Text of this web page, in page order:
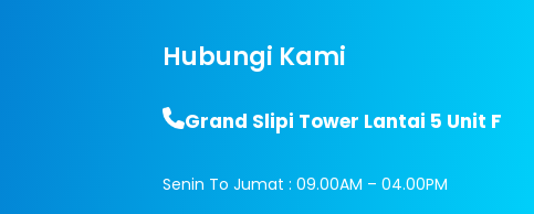
Hubungi Kami
Grand Slipi Tower Lantai 5 Unit F
Senin To Jumat : 09.00AM – 04.00PM